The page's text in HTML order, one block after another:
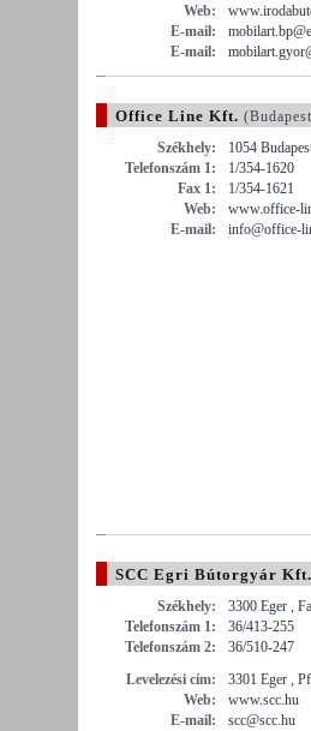
Web:
E-mail:
E-mail:
Office Line Kft.
Székhely:
1054
Telefonszám 1:
1/354-1620
Fax 1:
1/354-1621
Web:
www.office-
E-mail:
info@office-
SCC Egri Bútorgyár Kft.
Székhely:
3300 Eger ,
Telefonszám 1:
36/413-255
Telefonszám 2:
36/510-247
Levelezési cím:
3301 Eger ,
Web:
www.scc.hu
E-mail:
scc@scc.hu